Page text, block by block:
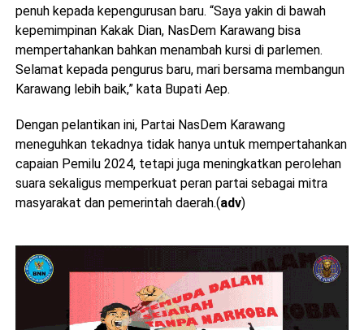
penuh kepada kepengurusan baru. “Saya yakin di bawah
kepemimpinan Kakak Dian, NasDem Karawang bisa
mempertahankan bahkan menambah kursi di parlemen.
Selamat kepada pengurus baru, mari bersama membangun
Karawang lebih baik,” kata Bupati Aep.
Dengan pelantikan ini, Partai NasDem Karawang
meneguhkan tekadnya tidak hanya untuk mempertahankan
capaian Pemilu 2024, tetapi juga meningkatkan perolehan
suara sekaligus memperkuat peran partai sebagai mitra
masyarakat dan pemerintah daerah.(adv)